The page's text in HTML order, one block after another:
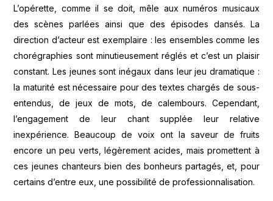
L’opérette, comme il se doit, mêle aux numéros musicaux
des scènes parlées ainsi que des épisodes dansés. La
direction d’acteur est exemplaire : les ensembles comme les
chorégraphies sont minutieusement réglés et c’est un plaisir
constant. Les jeunes sont inégaux dans leur jeu dramatique :
la maturité est nécessaire pour des textes chargés de sous-
entendus, de jeux de mots, de calembours. Cependant,
l’engagement de leur chant supplée leur relative
inexpérience. Beaucoup de voix ont la saveur de fruits
encore un peu verts, légèrement acides, mais promettent à
ces jeunes chanteurs bien des bonheurs partagés, et, pour
certains d’entre eux, une possibilité de professionnalisation.